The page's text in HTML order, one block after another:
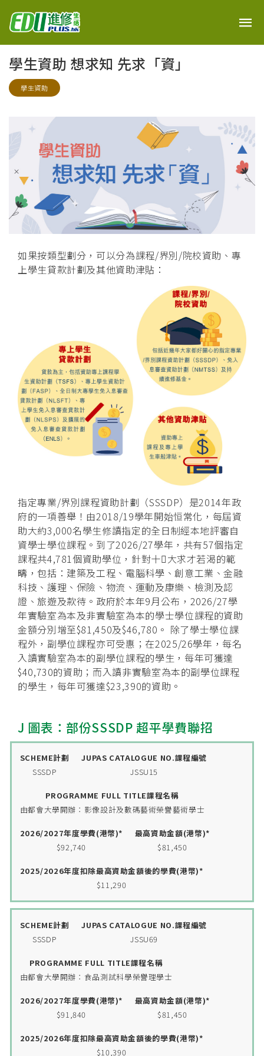
學生資助 想求知 先求「資」
學生資助
如果按類型劃分，可以分為課程/界別/院校資助、專
上學生貸款計劃及其他資助津貼：
指定專業/界別課程資助計劃（SSSDP）是2014年政
府的一項善舉！由2018/19學年開始恒常化，每屆資
助大約3,000名學生修讀指定的全日制經本地評審自
資學士學位課程。到了2026/27學年，共有57個指定
課程共4,781個資助學位，針對十大求才若渴的範
疇，包括：建築及工程、電腦科學、創意工業、金融
科技、護理、保險、物流、運動及康樂、檢測及認
證、旅遊及款待。政府於本年9月公布，2026/27學
年實驗室為本及非實驗室為本的學士學位課程的資助
金額分別增至$81,450及$46,780。 除了學士學位課
程外，副學位課程亦可受惠；在2025/26學年，每名
入讀實驗室為本的副學位課程的學生，每年可獲達
$40,730的資助；而入讀非實驗室為本的副學位課程
的學生，每年可獲達$23,390的資助。
J 圖表：部份SSSDP 超平學費聯招
Scheme
計劃
JUPAS
No.課程編
號
Programme
程名稱
SSSDP JSSU15
由都會大學開辦：影像設計及數碼藝術榮譽藝術學士
$92,740 $81,450
$11,290
SSSDP JSSU69
由都會大學開辦：食品測試科學榮譽理學士
$91,840 $81,450
$10,390